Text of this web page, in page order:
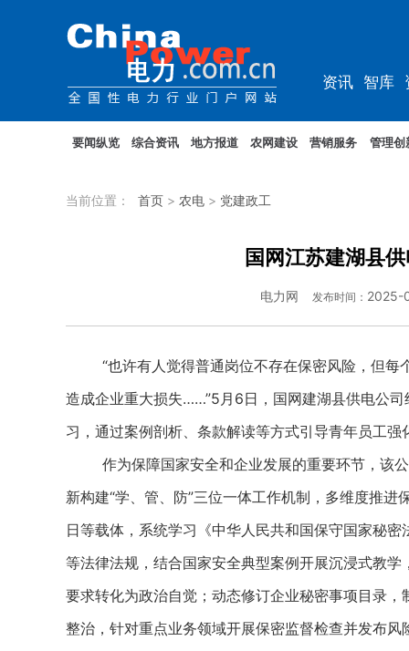
资讯 智库
要闻纵览 综合资讯 地方报道 农网建设 营销服务 管理创
当前位置： 首页 > 农电 > 党建政工
国网江苏建湖县
电力网 发布时间： 2025-
“也许有人觉得普通岗位不存在保密风险，但每
造成企业重大损失……”5月6日，国网建湖县供电公
习，通过案例剖析、条款解读等方式引导青年员工强
作为保障国家安全和企业发展的重要环节，该公
新构建“学、管、防”三位一体工作机制，多维度推
日等载体，系统学习《中华人民共和国保守国家秘
等法律法规，结合国家安全典型案例开展沉浸式教
要求转化为政治自觉；动态修订企业秘密事项目录
整治，针对重点业务领域开展保密监督检查并发布